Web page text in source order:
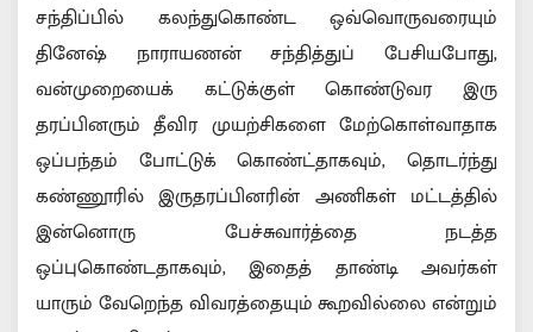
சந்திப்பில் கலந்துகொண்ட ஒவ்வொருவரையும்
தினேஷ் நாராயணன் சந்தித்துப் பேசியபோது,
வன்முறையைக் கட்டுக்குள் கொண்டுவர இரு
தரப்பினரும் தீவிர முயற்சிகளை மேற்கொள்வாதாக
ஒப்பந்தம் போட்டுக் கொண்ட்தாகவும், தொடர்ந்து
கண்ணூரில் இருதரப்பினரின் அணிகள் மட்டத்தில்
இன்னொரு பேச்சுவார்த்தை நடத்த
ஒப்புகொண்டதாகவும், இதைத் தாண்டி அவர்கள்
யாரும் வேறெந்த விவரத்தையும் கூறவில்லை என்றும்